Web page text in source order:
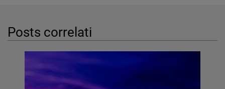
Posts correlati